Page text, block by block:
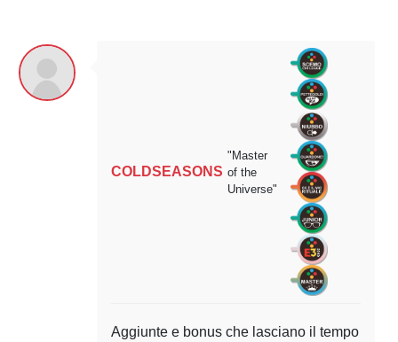
COLDSEASONS
"Master
of the
Universe"
Aggiunte e bonus che lasciano il tempo